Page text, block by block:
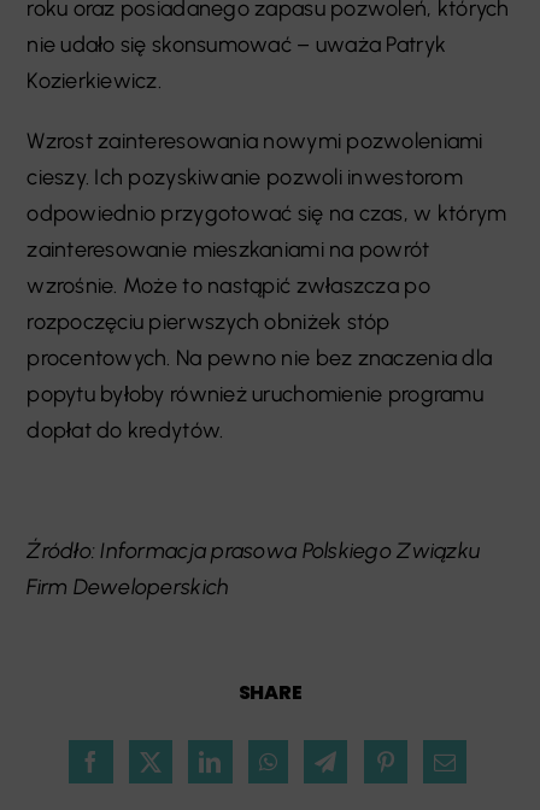
SHARE
roku oraz posiadanego zapasu pozwoleń, których
nie udało się skonsumować – uważa Patryk
Kozierkiewicz.
Wzrost zainteresowania nowymi pozwoleniami
cieszy. Ich pozyskiwanie pozwoli inwestorom
odpowiednio przygotować się na czas, w którym
zainteresowanie mieszkaniami na powrót
wzrośnie. Może to nastąpić zwłaszcza po
rozpoczęciu pierwszych obniżek stóp
procentowych. Na pewno nie bez znaczenia dla
popytu byłoby również uruchomienie programu
dopłat do kredytów.
Źródło: Informacja prasowa Polskiego Związku
Firm Deweloperskich